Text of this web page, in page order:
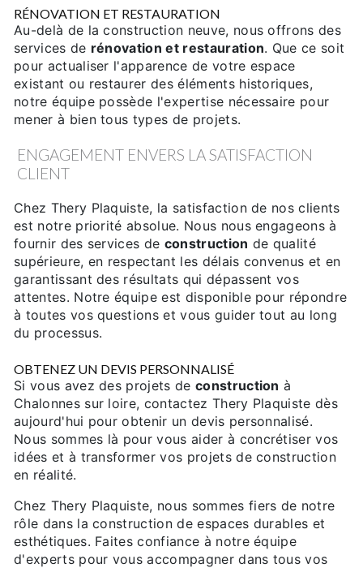
RÉNOVATION ET RESTAURATION
Au-delà de la construction neuve, nous offrons des
services de rénovation et restauration. Que ce soit
pour actualiser l'apparence de votre espace
existant ou restaurer des éléments historiques,
notre équipe possède l'expertise nécessaire pour
mener à bien tous types de projets.
ENGAGEMENT ENVERS LA SATISFACTION
CLIENT
Chez Thery Plaquiste, la satisfaction de nos clients
est notre priorité absolue. Nous nous engageons à
fournir des services de construction de qualité
supérieure, en respectant les délais convenus et en
garantissant des résultats qui dépassent vos
attentes. Notre équipe est disponible pour répondre
à toutes vos questions et vous guider tout au long
du processus.
OBTENEZ UN DEVIS PERSONNALISÉ
Si vous avez des projets de construction à
Chalonnes sur loire, contactez Thery Plaquiste dès
aujourd'hui pour obtenir un devis personnalisé.
Nous sommes là pour vous aider à concrétiser vos
idées et à transformer vos projets de construction
en réalité.
Chez Thery Plaquiste, nous sommes fiers de notre
rôle dans la construction de espaces durables et
esthétiques. Faites confiance à notre équipe
d'experts pour vous accompagner dans tous vos